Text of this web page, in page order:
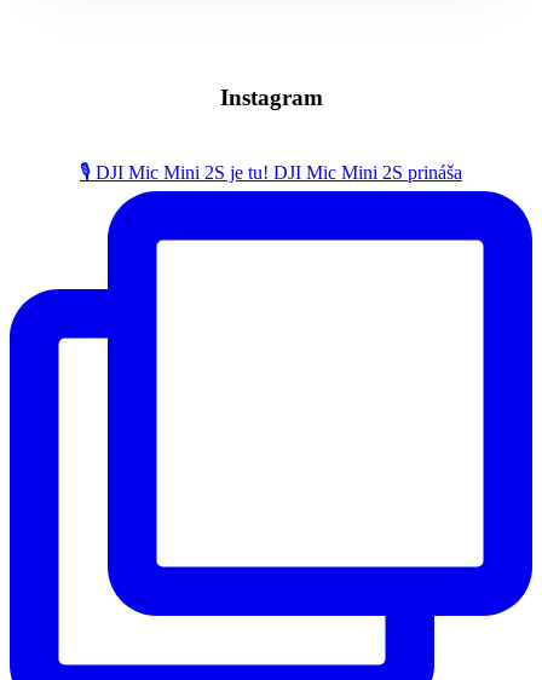
Instagram
🎙️ DJI Mic Mini 2S je tu! DJI Mic Mini 2S prináša